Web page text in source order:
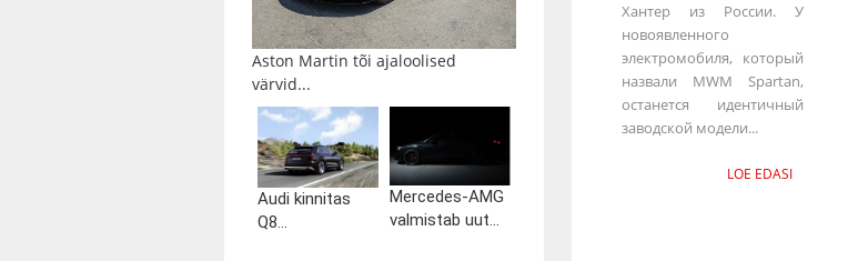
Aston Martin tõi ajaloolised
värvid...
Audi kinnitas
Q8...
Mercedes-AMG
valmistab uut...
Хантер из России. У
новоявленного
электромобиля, который
назвали MWM Spartan,
останется идентичный
заводской модели...
LOE EDASI